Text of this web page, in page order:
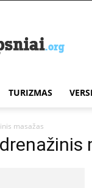
TURIZMAS
masažas